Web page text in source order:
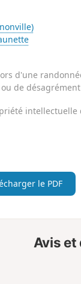
d'une
de
le PDF
Avis